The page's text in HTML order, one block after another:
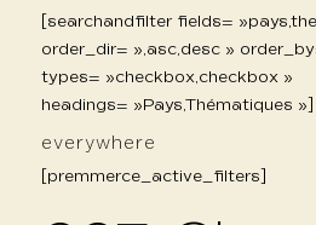
[searchandfilter fields=
order_dir= »,asc,desc »
types= »checkbox,checkbox »
headings= »Pays,Thématiques »]
everywhere
[premmerce_active_filters]